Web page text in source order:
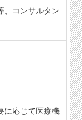
、コンサルタン
に応じて医療機